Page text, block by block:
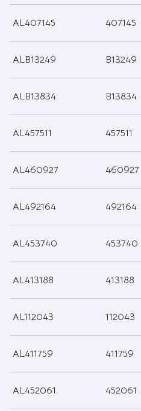
AL407145 407145
ALB13249 B13249
ALB13834 B13834
AL457511 457511
AL460927 460927
AL492164 492164
AL453740 453740
AL413188 413188
AL112043 112043
AL411759 411759
AL452061 452061